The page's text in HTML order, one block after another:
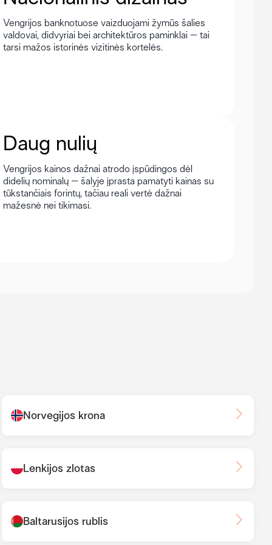
Vengrijos banknotuose vaizduojami žymūs šalies
valdovai, didvyriai bei architektūros paminklai – tai
tarsi mažos istorinės vizitinės kortelės.
Daug nulių
Vengrijos kainos dažnai atrodo įspūdingos dėl
didelių nominalų – šalyje įprasta pamatyti kainas su
tūkstančiais forintų, tačiau reali vertė dažnai
mažesnė nei tikimasi.
Norvegijos krona
Lenkijos zlotas
Baltarusijos rublis